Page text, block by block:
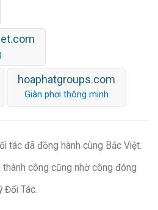
hoaphatgroups.com
Giàn phơi thông minh
tác đã đồng hành cùng Bắc Việt.
công cũng nhờ công đóng
Đối Tác.